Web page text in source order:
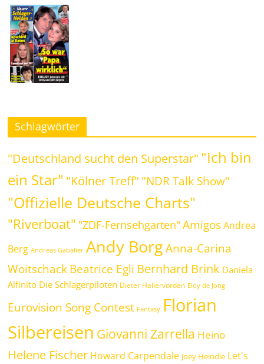
Schlagwörter
"Deutschland sucht den Superstar" "Ich bin
ein Star" "Kölner Treff" "NDR Talk Show"
"Offizielle Deutsche Charts"
"Riverboat" "ZDF-Fernsehgarten" Amigos Andrea
Berg Andreas Gabalier Andy Borg Anna-Carina
WoitschackBeatrice Egli Bernhard Brink Daniela
Alfinito Die Schlagerpiloten Dieter Hallervorden Eloy de Jong
Eurovision Song Contest Fantasy Florian
Silbereisen Giovanni Zarrella Heino
Helene Fischer Howard Carpendale Joey Heindle Let's